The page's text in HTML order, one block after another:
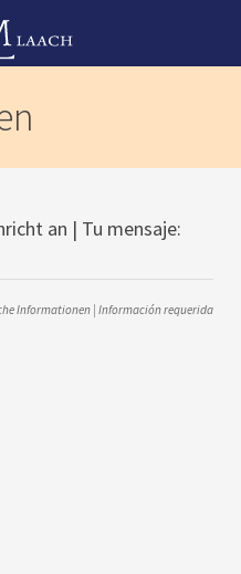
an | Tu mensaje:
Informationen | Información requerida